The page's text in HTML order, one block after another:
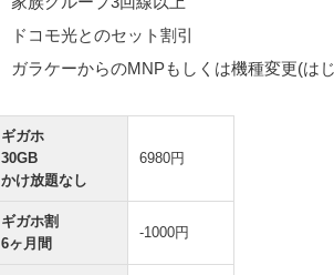
ドコモ光とのセット割引
ガラケーからのMNPもしくは機種変更(は
ギガホ
30GB
かけ放題なし
6980円
ギガホ割
6ヶ月間
-1000円